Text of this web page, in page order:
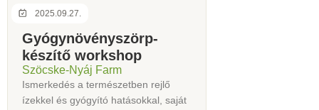
2025.09.27.
Gyógynövényszörp-
készítő workshop
Szöcske-Nyáj Farm
Ismerkedés a természetben rejlő
ízekkel és gyógyító hatásokkal, saját